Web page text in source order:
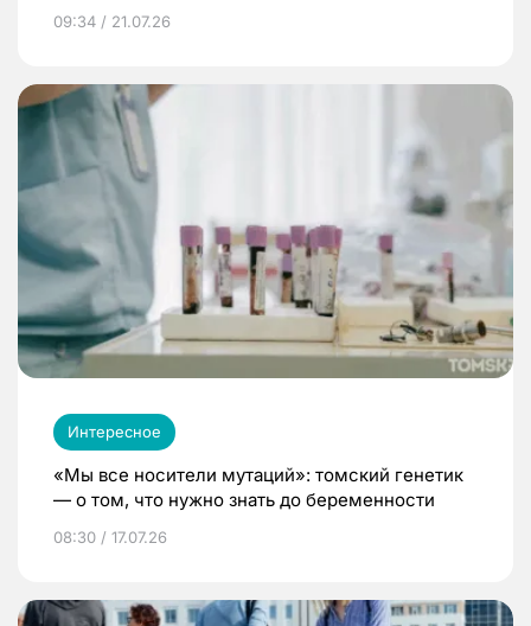
09:34 / 21.07.26
Интересное
«Мы все носители мутаций»: томский генетик
— о том, что нужно знать до беременности
08:30 / 17.07.26